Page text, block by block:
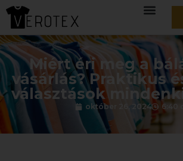
Miért éri meg a
vásárlás? Praktikus
választások
október 26, 2024 6:40